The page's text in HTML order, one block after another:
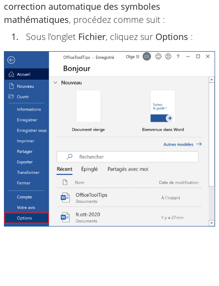
correction automatique des symboles
mathématiques, procédez comme suit :
1.
Sous l’onglet Fichier, cliquez sur Options :